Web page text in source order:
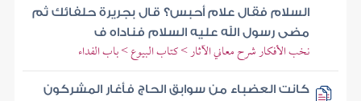
السلام فقال علام أحبس؟ قال بجريرة حلفائك ثم
مضى رسول الله عليه السلام فناداه ف
نخب الأفكار شرح معاني الآثار > كتاب البيوع > باب الفداء
كانت العضباء من سوابق الحاج فأغار المشركون